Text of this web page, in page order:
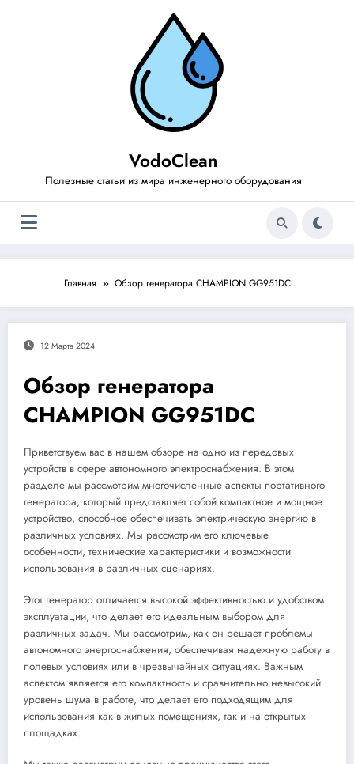
VodoClean
Полезные статьи из мира инженерного оборудования
Главная Обзор генератора CHAMPION GG951DC
12 Марта 2024
Обзор генератора
CHAMPION GG951DC
Приветствуем вас в нашем обзоре на одно из передовых
устройств в сфере автономного электроснабжения. В этом
разделе мы рассмотрим многочисленные аспекты портативного
генератора, который представляет собой компактное и мощное
устройство, способное обеспечивать электрическую энергию в
различных условиях. Мы рассмотрим его ключевые
особенности, технические характеристики и возможности
использования в различных сценариях.
Этот генератор отличается высокой эффективностью и удобством
эксплуатации, что делает его идеальным выбором для
различных задач. Мы рассмотрим, как он решает проблемы
автономного энергоснабжения, обеспечивая надежную работу в
полевых условиях или в чрезвычайных ситуациях. Важным
аспектом является его компактность и сравнительно невысокий
уровень шума в работе, что делает его подходящим для
использования как в жилых помещениях, так и на открытых
площадках.